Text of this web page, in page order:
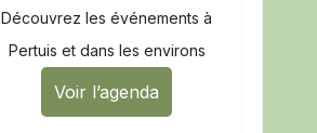
Découvrez les événements à
Pertuis et dans les environs
Voir l’agenda